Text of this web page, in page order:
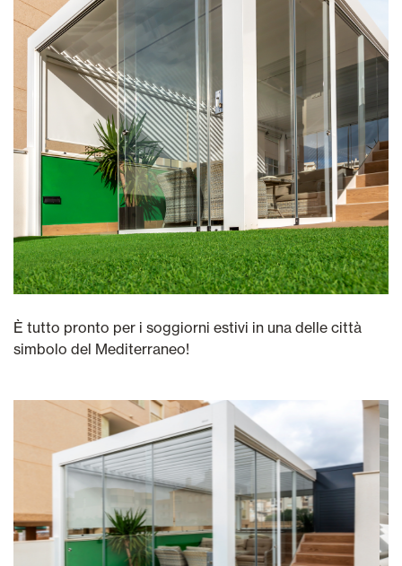
È tutto pronto per i soggiorni estivi in una delle città
simbolo del Mediterraneo!